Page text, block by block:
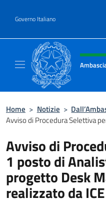
Governo Italiano
Intestazione
Home > Notizie >
Avviso di Procedura Selettiva
Avviso di
1 posto di
progetto Desk
realizzato da